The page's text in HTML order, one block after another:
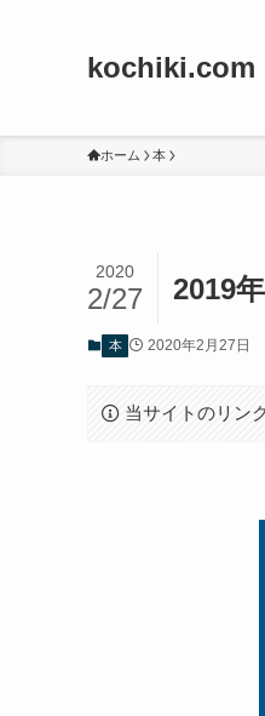
kochiki.com
ホーム 本
2019
2020
2/27
本 2020年2月27日
当サイトのリン